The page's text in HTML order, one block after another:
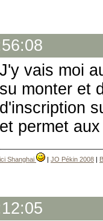
J'y vais moi
su monter et
d'inscription
et permet
ici Shanghai | JO Pékin 2008 |